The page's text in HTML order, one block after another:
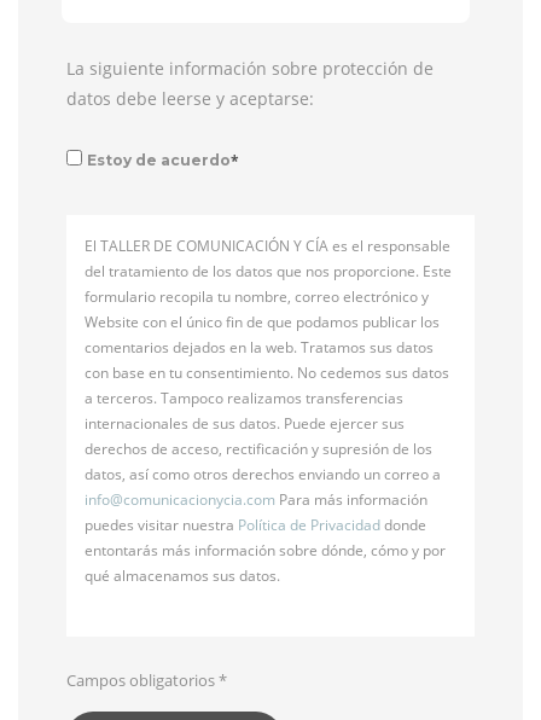
La siguiente información sobre protección de
datos debe leerse y aceptarse:
Estoy de acuerdo*
El TALLER DE COMUNICACIÓN Y CÍA es el responsable
del tratamiento de los datos que nos proporcione. Este
formulario recopila tu nombre, correo electrónico y
Website con el único fin de que podamos publicar los
comentarios dejados en la web. Tratamos sus datos
con base en tu consentimiento. No cedemos sus datos
a terceros. Tampoco realizamos transferencias
internacionales de sus datos. Puede ejercer sus
derechos de acceso, rectificación y supresión de los
datos, así como otros derechos enviando un correo a
info@comunicacionycia.com Para más información
puedes visitar nuestra Política de Privacidaddonde
entontarás más información sobre dónde, cómo y por
qué almacenamos sus datos.
Campos obligatorios*